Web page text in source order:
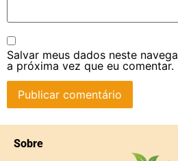
Salvar meus dados neste
a próxima vez que eu comentar.
Sobre